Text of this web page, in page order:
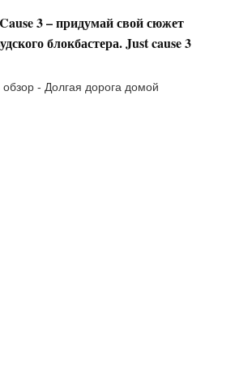
3 – придумай свой сюжет
блокбастера. Just cause 3
- Долгая дорога домой